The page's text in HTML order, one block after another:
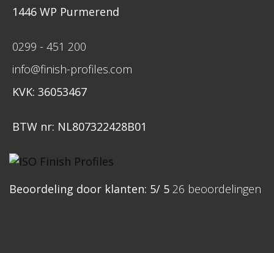
1446 WP Purmerend
0299 - 451 200
info@finish-profiles.com
KVK: 36053467
BTW nr: NL807322428B01
Beoordeling door klanten: 5/ 5 26 beoordelingen